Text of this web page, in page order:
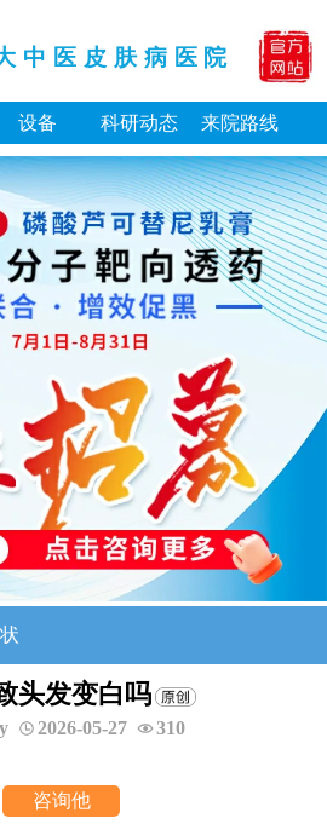
中医皮肤病医院
设备 科研动态 来院路线
头发变白吗
2026-05-27 310